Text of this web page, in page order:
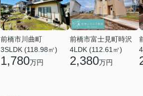
前橋市川曲町
3SLDK (118.98㎡)
1,780万円
前橋市富士見町時沢
4LDK (112.61㎡)
2,380万円